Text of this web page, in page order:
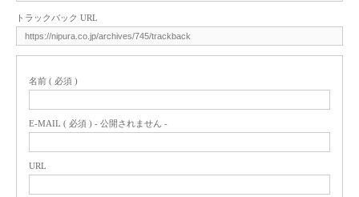
トラックバック URL
名前 ( 必須 )
E-MAIL ( 必須 ) - 公開されません -
URL